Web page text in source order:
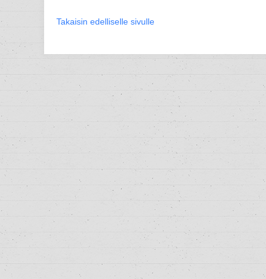
Takaisin edelliselle sivulle